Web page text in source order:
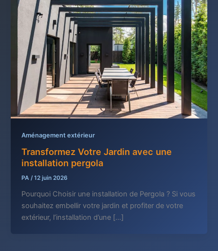
Aménagement extérieur
Transformez Votre Jardin avec une
installation pergola
PA/12 juin 2026
Pourquoi Choisir une installation de Pergola ? Si vous
souhaitez embellir votre jardin et profiter de votre
extérieur, l’installation d’une […]